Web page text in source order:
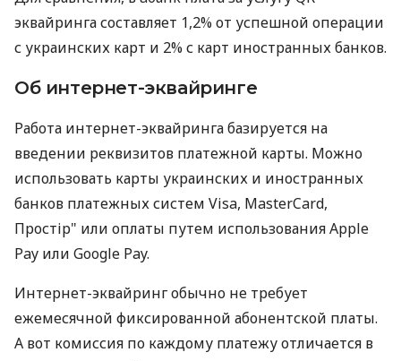
эквайринга составляет 1,2% от успешной операции
с украинских карт и 2% с карт иностранных банков.
Об интернет-эквайринге
Работа интернет-эквайринга базируется на
введении реквизитов платежной карты. Можно
использовать карты украинских и иностранных
банков платежных систем Visa, MasterCard,
Простір" или оплаты путем использования Apple
Pay или Google Pay.
Интернет-эквайринг обычно не требует
ежемесячной фиксированной абонентской платы.
А вот комиссия по каждому платежу отличается в